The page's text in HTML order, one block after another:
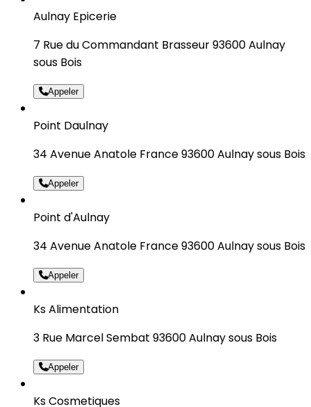
Aulnay Epicerie
7 Rue du Commandant Brasseur 93600 Aulnay
sous Bois
Appeler
Point Daulnay
34 Avenue Anatole France 93600 Aulnay sous Bois
Appeler
Point d'Aulnay
34 Avenue Anatole France 93600 Aulnay sous Bois
Appeler
Ks Alimentation
3 Rue Marcel Sembat 93600 Aulnay sous Bois
Appeler
Ks Cosmetiques